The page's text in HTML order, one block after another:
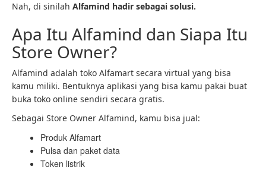
Nah, di sinilah Alfamind hadir sebagai solusi.
Apa Itu Alfamind dan Siapa Itu
Store Owner?
Alfamind adalah toko Alfamart secara virtual yang bisa
kamu miliki. Bentuknya aplikasi yang bisa kamu pakai buat
buka toko online sendiri secara gratis.
Sebagai Store Owner Alfamind, kamu bisa jual:
Produk Alfamart
Pulsa dan paket data
Token listrik